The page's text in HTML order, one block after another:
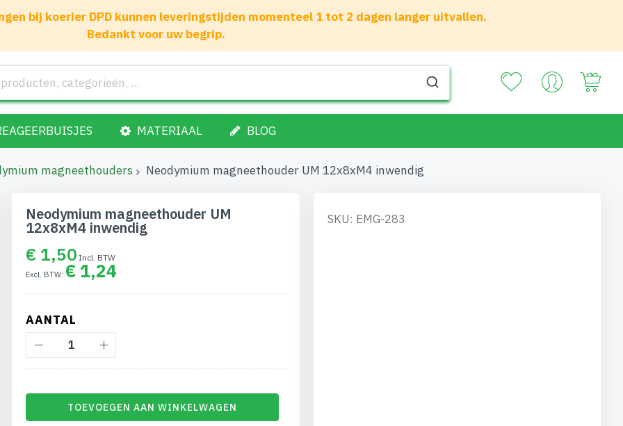
bij koerier DPD kunnen leveringstijden momenteel 1 tot 2 dagen langer uitvallen.
Bedankt voor uw begrip.
MATERIAAL BLOG
magneethouders Neodymium magneethouder UM 12x8xM4 inwendig
Neodymium magneethouder UM
12x8xM4 inwendig
€ 1,50
€ 1,24
AANTAL
TOEVOEGEN AAN WINKELWAGEN
SKU: EMG-283